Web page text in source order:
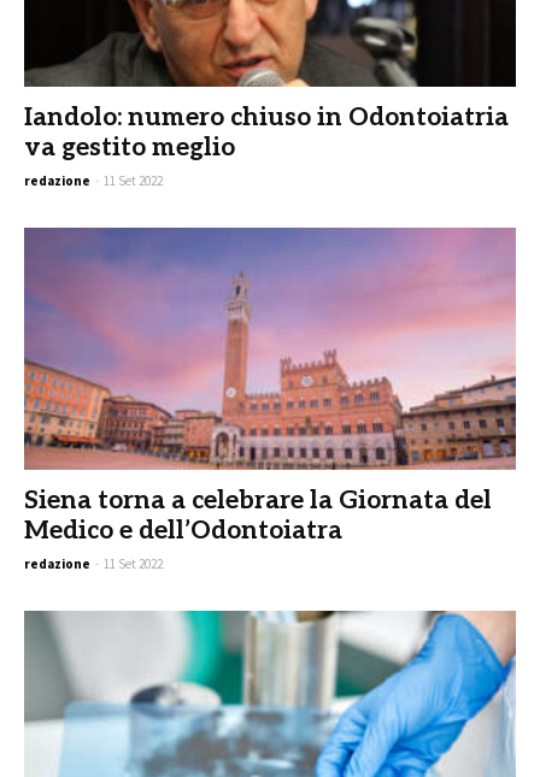
Iandolo: numero chiuso in Odontoiatria
va gestito meglio
redazione - 11 Set 2022
Siena torna a celebrare la Giornata del
Medico e dell’Odontoiatra
redazione - 11 Set 2022